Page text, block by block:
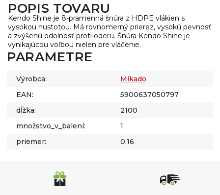
POPIS TOVARU
Kendo Shine je 8-pramenná šnúra z HDPE vlákien s
vysokou hustotou. Má rovnomerný prierez, vysokú pevnosť
a zvýšenú odolnosť proti oderu. Šnúra Kendo Shine je
vynikajúcou voľbou nielen pre vláčenie.
PARAMETRE
Výrobca:
Mikado
EAN:
5900637050797
dĺžka:
2100
množstvo_v_balení:
1
priemer:
0.16